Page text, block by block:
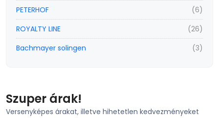
PETERHOF
(6)
ROYALTY LINE
(26)
Bachmayer solingen
(3)
Szuper árak!
Versenyképes árakat, illetve hihetetlen kedvezményeket